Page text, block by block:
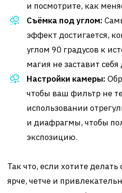
и посмотрите, как
Съёмка под углом:
эффект достигается,
углом 90 градусов к
магия не заставит
Настройки камеры:
чтобы ваш фильтр не
использовании
и диафрагмы, чтобы
экспозицию.
Так что, если хотите
ярче, четче и